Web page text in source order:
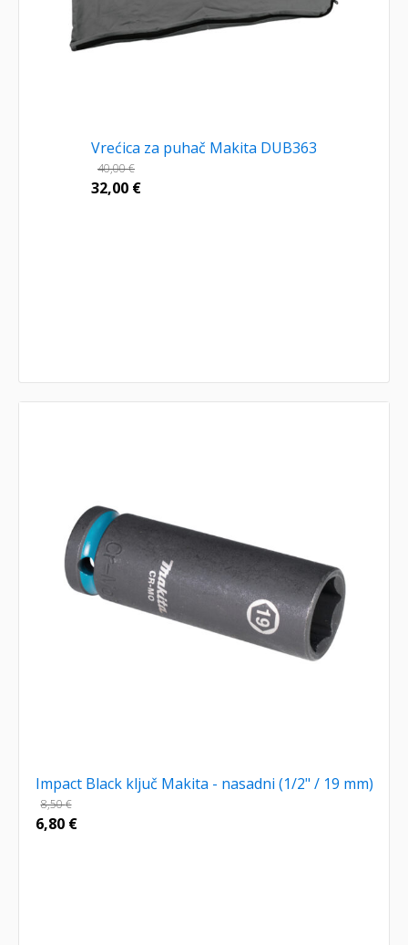
Vrećica za puhač Makita DUB363
40,00€
32,00 €
Impact Black ključ Makita - nasadni (1/2" / 19 mm)
8,50€
6,80 €